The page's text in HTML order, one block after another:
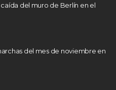
caída del muro de Berlín en el
del mes de noviembre en